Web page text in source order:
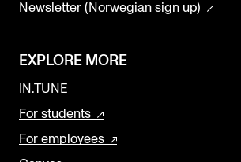
Newsletter (Norwegian sign up)
EXPLORE MORE
IN.TUNE
For students
For employees